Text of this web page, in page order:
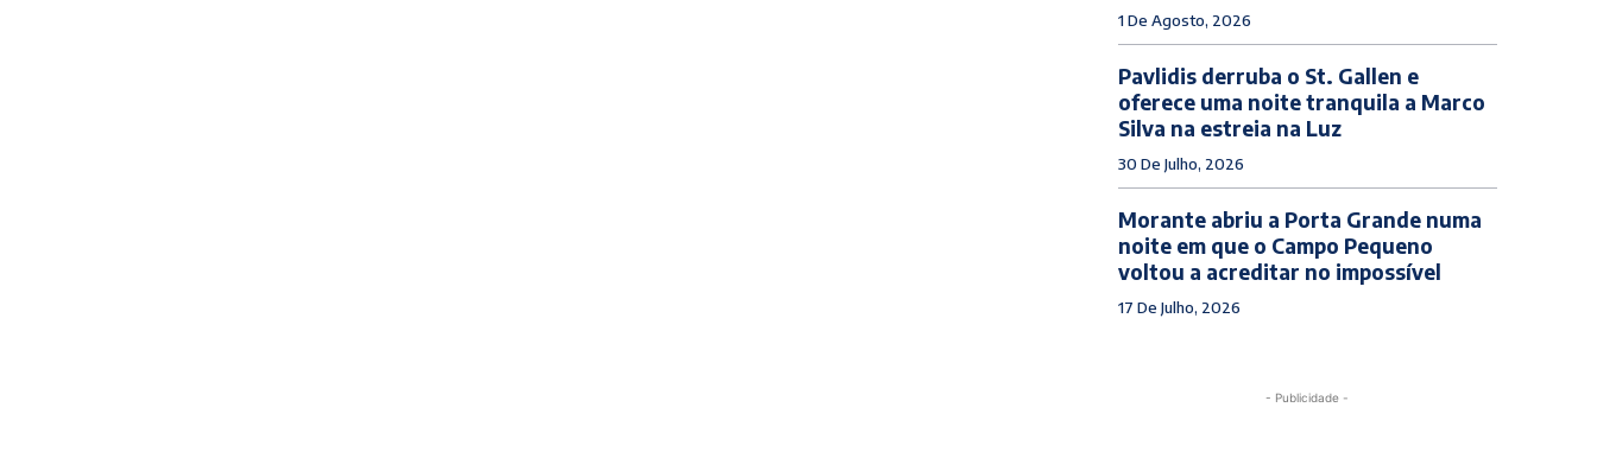
1 De Agosto, 2026
Pavlidis derruba o St. Gallen e
oferece uma noite tranquila a Marco
Silva na estreia na Luz
30 De Julho, 2026
Morante abriu a Porta Grande numa
noite em que o Campo Pequeno
voltou a acreditar no impossível
17 De Julho, 2026
- Publicidade -